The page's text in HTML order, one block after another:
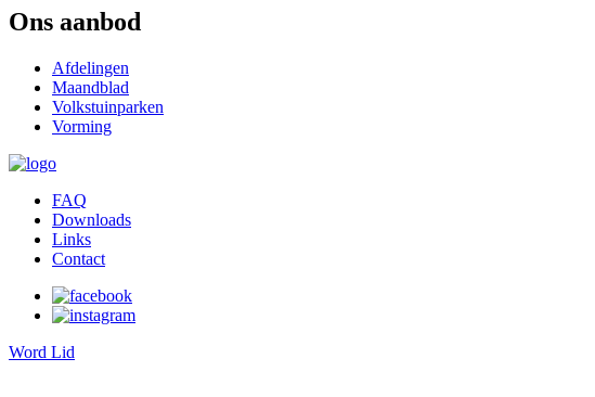
Ons aanbod
Afdelingen
Maandblad
Volkstuinparken
Vorming
FAQ
Downloads
Links
Contact
Word Lid